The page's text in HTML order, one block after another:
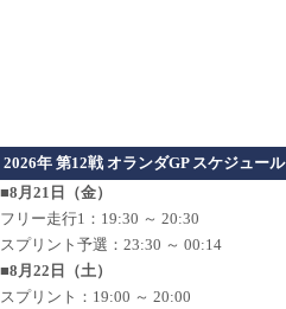
2026年 第12戦 オランダGP スケジュール
■8月21日（金）
フリー走行1：19:30 ～ 20:30
スプリント予選：23:30 ～ 00:14
■8月22日（土）
スプリント：19:00 ～ 20:00